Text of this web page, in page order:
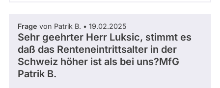
Frage von Patrik B. • 19.02.2025
Sehr geehrter Herr Luksic, stimmt es
daß das Renteneintrittsalter in der
Schweiz höher ist als bei uns?MfG
Patrik B.